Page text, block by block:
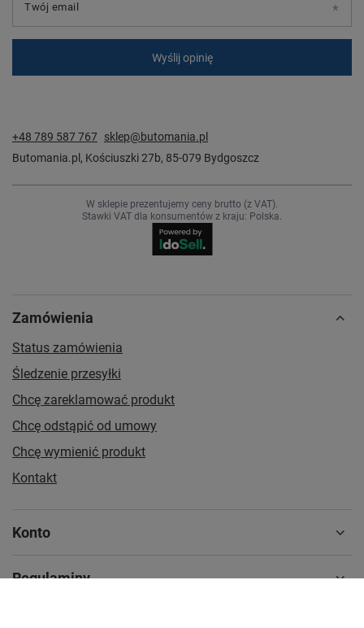
Twój email
Wyślij opinię
+48 789 587 767 sklep@butomania.pl
Butomania.pl , Kościuszki 27b, 85-079 Bydgoszcz
W sklepie prezentujemy ceny brutto (z VAT).
Stawki VAT dla konsumentów z kraju: Polska.
Zamówienia
Status zamówienia
Śledzenie przesyłki
Chcę zareklamować produkt
Chcę odstąpić od umowy
Chcę wymienić produkt
Kontakt
Konto
Regulaminy